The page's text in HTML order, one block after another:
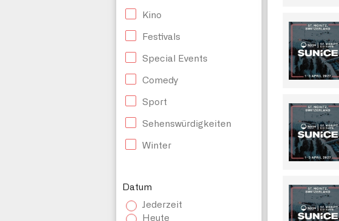
Kino
Festivals
Special Events
Comedy
Sport
Sehenswürdigkeiten
Winter
Datum
Jederzeit
Heute